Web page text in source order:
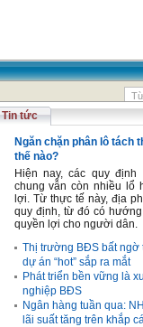
Tin tức
Ngăn chặn phân lô tách
thế nào?
Hiện nay, các quy
chung vẫn còn nhiều lổ
lợi. Từ thực tế này, địa
quy định, từ đó có
quyền lợi cho người dân.
Thị trường BĐS bất ngờ
dự án “hot” sắp ra mắt
Phát triển bền vững là
nghiệp BĐS
Ngân hàng tuần qua:
lãi suất tăng trên khắp